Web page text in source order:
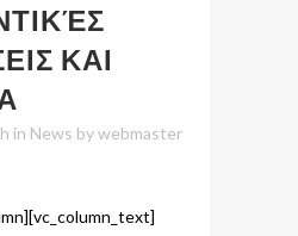
ΚΑΙ
in News bywebmaster